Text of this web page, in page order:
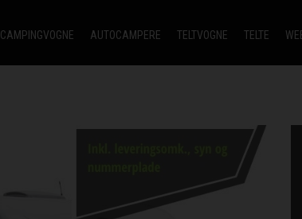
CAMPINGVOGNE
AUTOCAMPERE TELTVOGNE TELTE